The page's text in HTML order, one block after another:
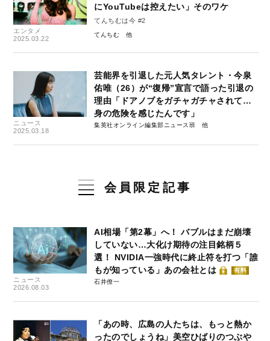
エンタメ
2025.03.22
にYouTubeは控えたい」そのワケ
てんちむは今 #2
てんちむ
ニュース
2025.03.18
芸能界を引退した元人気タレント・今泉
佑唯（26）が“復帰”宣言で語った引退の
理由「ドアノブをガチャガチャされて…
身の危険を感じたんです」
集英社オンライン編集部ニュース班
会員限定記事
ニュース
2026.08.03
AI相場「第2幕」へ！ バブルはまだ崩壊
していない…大化け期待の注目銘柄５
選！ NVIDIA一強時代に終止符を打つ「誰
もが知っている」あの会社とは
有料
石井僚一
「あの時、広島の人たちは、もっと熱か
ったのでしょうね」美空ひばりのつぶや